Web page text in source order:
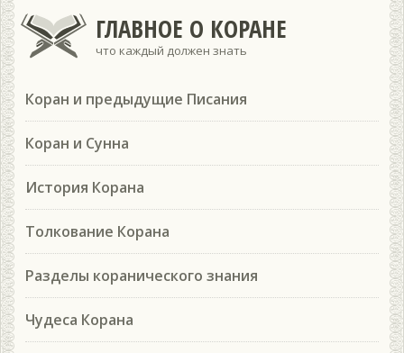
ГЛАВНОЕ О КОРАНЕ
что каждый должен знать
Коран и предыдущие Писания
Коран и Сунна
История Корана
Толкование Корана
Разделы коранического знания
Чудеса Корана